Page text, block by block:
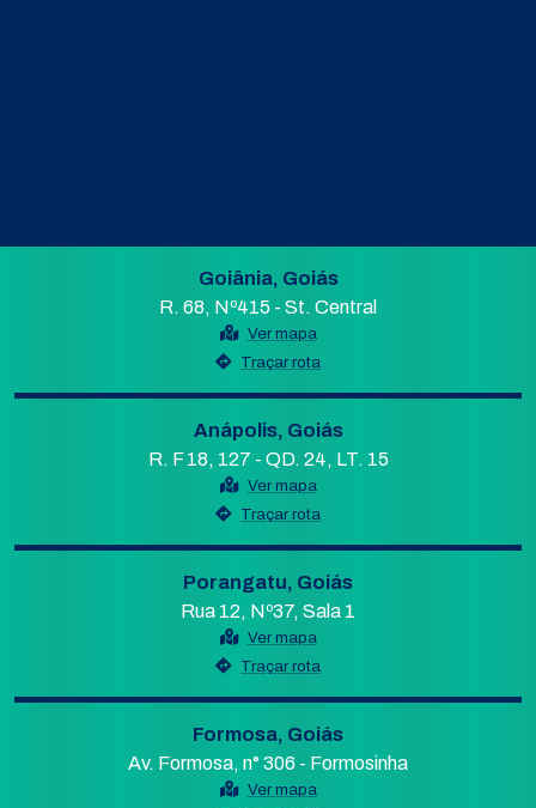
Goiânia, Goiás
R. 68, Nº415 - St. Central
Ver mapa
Traçar rota
Anápolis, Goiás
R. F 18, 127 - QD. 24, LT. 15
Ver mapa
Traçar rota
Porangatu, Goiás
Rua 12, Nº37, Sala 1
Ver mapa
Traçar rota
Formosa, Goiás
Av. Formosa, n° 306 - Formosinha
Ver mapa